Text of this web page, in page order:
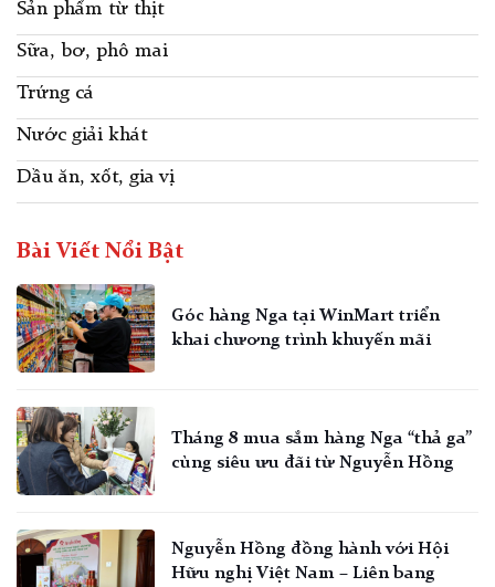
Sản phẩm từ thịt
Sữa, bơ, phô mai
Trứng cá
Nước giải khát
Dầu ăn, xốt, gia vị
Bài Viết Nổi Bật
Góc hàng Nga tại WinMart triển
khai chương trình khuyến mãi
Tháng 8 mua sắm hàng Nga “thả ga”
cùng siêu ưu đãi từ Nguyễn Hồng
Nguyễn Hồng đồng hành với Hội
Hữu nghị Việt Nam – Liên bang